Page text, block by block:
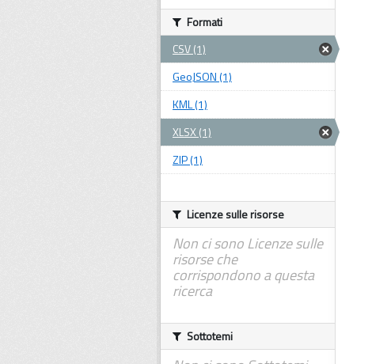
Formati
CSV (1)
GeoJSON (1)
KML (1)
XLSX (1)
ZIP (1)
Licenze sulle risorse
Non ci sono Licenze sulle
risorse che
corrispondono a questa
ricerca
Sottotemi